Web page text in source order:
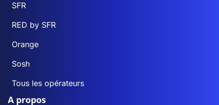
SFR
RED by SFR
Orange
Sosh
Tous les opérateurs
A propos